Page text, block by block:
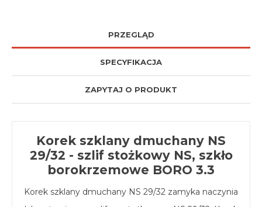
PRZEGLĄD
SPECYFIKACJA
ZAPYTAJ O PRODUKT
Korek szklany dmuchany NS
29/32 - szlif stożkowy NS, szkło
borokrzemowe BORO 3.3
Korek szklany dmuchany NS 29/32 zamyka naczynia